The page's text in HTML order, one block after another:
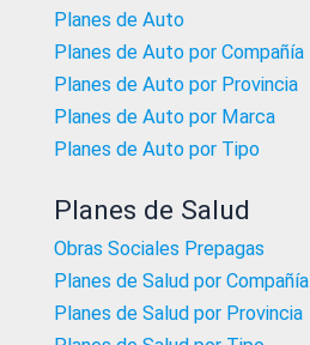
Planes de Auto
Planes de Auto por Compañía
Planes de Auto por Provincia
Planes de Auto por Marca
Planes de Auto por Tipo
Planes de Salud
Obras Sociales Prepagas
Planes de Salud por Compañía
Planes de Salud por Provincia